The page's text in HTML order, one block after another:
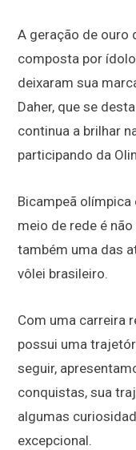
A geração de ouro
composta por
deixaram sua
Daher, que se
continua a brilhar
participando da
Bicampeã olímpica
meio de rede é
também uma das
vôlei brasileiro.
Com uma carreira
possui uma
seguir,
conquistas, sua
algumas
excepcional.